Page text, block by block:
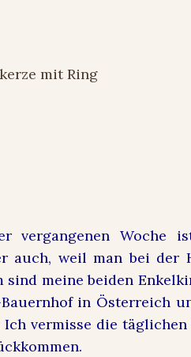
vergangenen Woche
auch, weil man bei der
sind meine beiden
in Österreich
Ich vermisse die